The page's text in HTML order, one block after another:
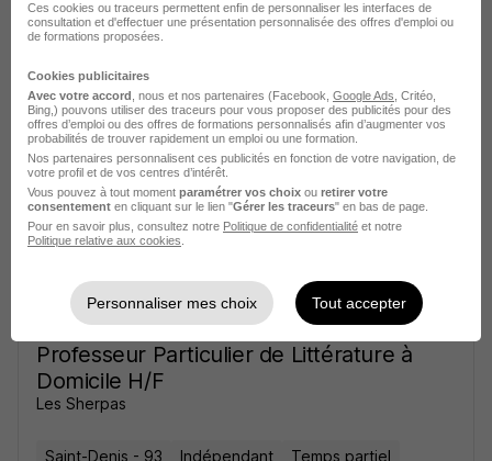
H/F
Les Sherpas
Saint-Denis - 93
15 - 40 € / heure
+ 1
Voir l’offre
il y a 9 jours
Professeur Particulier de Littérature à
Domicile H/F
Les Sherpas
Saint-Denis - 93 Indépendant
Temps partiel
Ces cookies ou traceurs permettent enfin de personnaliser les interfaces de
consultation et d'effectuer une présentation personnalisée des offres d'emploi ou
de formations proposées.
Cookies publicitaires
Avec votre accord , nous et nos partenaires (Facebook, Google Ads , Critéo,
Bing,) pouvons utiliser des traceurs pour vous proposer des publicités pour des
offres d’emploi ou des offres de formations personnalisés afin d’augmenter vos
probabilités de trouver rapidement un emploi ou une formation.
Nos partenaires personnalisent ces publicités en fonction de votre navigation, de
votre profil et de vos centres d’intérêt.
Vous pouvez à tout moment paramétrer vos choix ou retirer votre
consentement en cliquant sur le lien "Gérer les traceurs" en bas de page.
Pour en savoir plus, consultez notre Politique de confidentialité et notre
Politique relative aux cookies
Personnaliser mes choix Tout accepter